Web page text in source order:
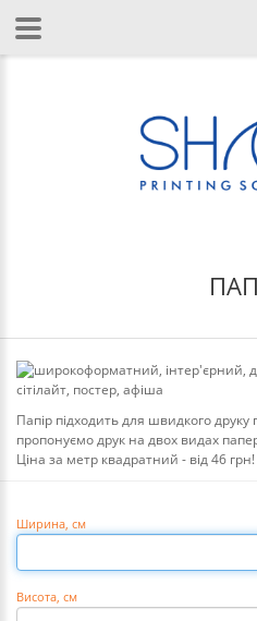
Папір підходить для швидкого друку
пропонуємо друк на двох видах
Ціна за метр квадратний - від 46 грн!
Ширина, см
Висота, см